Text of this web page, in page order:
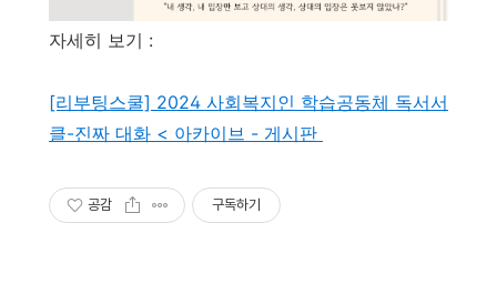
자세히 보기 :
[리부팅스쿨] 2024 사회복지인 학습공동체 독서서
클-진짜 대화 < 아카이브 - 게시판
공감 구독하기